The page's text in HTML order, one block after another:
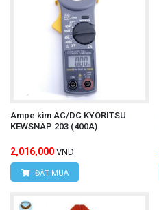
Ampe kìm AC/DC KYORITSU
KEWSNAP 203 (400A)
2,016,000 VND
ĐẶT MUA